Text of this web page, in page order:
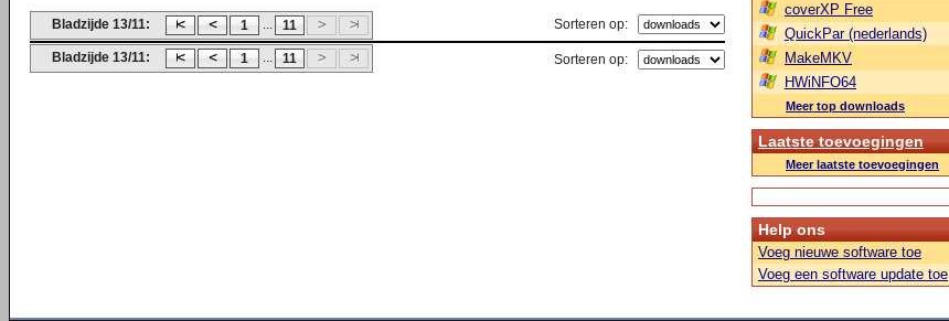
Bladzijde 13/11: 1 ... 11 Sorteren op:
Bladzijde 13/11: 1 ... 11 Sorteren op:
coverXP Free
QuickPar (nederlands)
MakeMKV
HWiNFO64
Meer top downloads
Laatste toevoegingen
Meer laatste toevoegingen
Help ons
Voeg nieuwe software toe
Voeg een software update toe